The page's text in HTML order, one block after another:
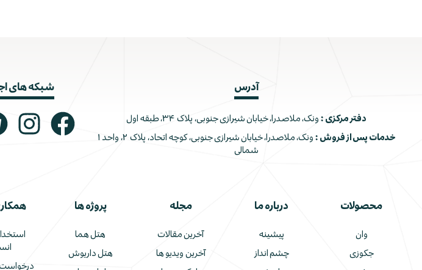
آدرس
دفتر مرکزی : ونک، ملاصدرا، خیابان شیرازی جنوبی، پلاک ۳۴، طبقه اول
خدمات پس از فروش :
ونک، ملاصدرا، خیابان شیرازی جنوبی، کوچه اتحاد، پلاک ۲، واحد ۱
شمالی
شبکه های
محصولات
وان
جکوزی
درباره ما
پیشینه
چشم انداز
مجله
آخرین مقالات
آخرین ویدیو ها
پروژه ها
هتل هما
هتل داریوش
درخواست